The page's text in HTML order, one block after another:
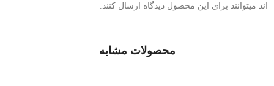
اند میتوانند برای این محصول دیدگاه ارسال کنند.
محصولات مشابه